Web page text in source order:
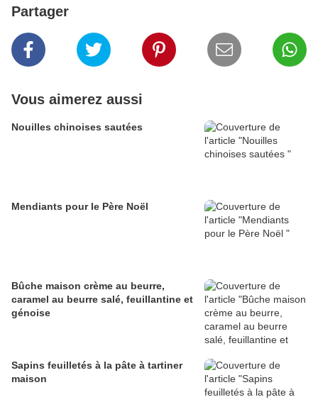
Partager
Vous aimerez aussi
Nouilles chinoises sautées
Mendiants pour le Père Noël
Bûche maison crème au beurre,
caramel au beurre salé, feuillantine et
génoise
Sapins feuilletés à la pâte à tartiner
maison